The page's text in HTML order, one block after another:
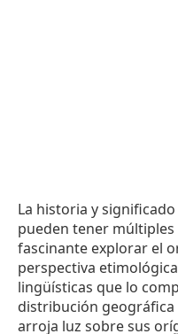
La historia y
pueden tener
fascinante explorar el
perspectiva
lingüísticas que lo
distribución
arroja luz sobre sus